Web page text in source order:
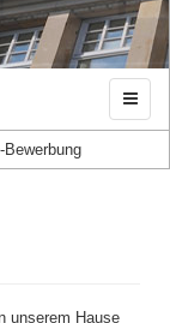
Bewerbung
unserem Hause